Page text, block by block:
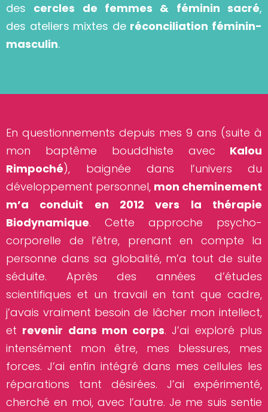
des cercles de femmes & féminin sacré,
des ateliers mixtes de réconciliation féminin-
masculin.
En questionnements depuis mes 9 ans (suite à
mon baptême bouddhiste avec Kalou
Rimpoché), baignée dans l’univers du
développement personnel, mon cheminement
m’a conduit en 2012 vers la thérapie
Biodynamique. Cette approche psycho-
corporelle de l’être, prenant en compte la
personne dans sa globalité, m’a tout de suite
séduite. Après des années d’études
scientifiques et un travail en tant que cadre,
j’avais vraiment besoin de lâcher mon intellect,
et revenir dans mon corps. J’ai exploré plus
intensément mon être, mes blessures, mes
forces. J’ai enfin intégré dans mes cellules les
réparations tant désirées. J’ai expérimenté,
cherché en moi, avec l’autre. Je me suis sentie